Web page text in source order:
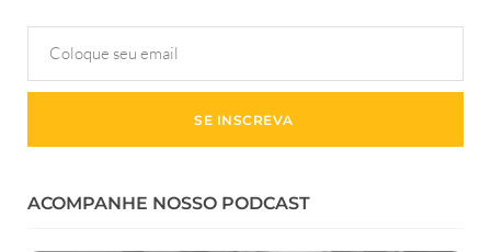
ACOMPANHE NOSSO PODCAST